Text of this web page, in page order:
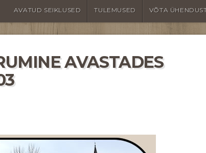
AVATUD SEIKLUSED TULEMUSED VÕTA
AVASTADES